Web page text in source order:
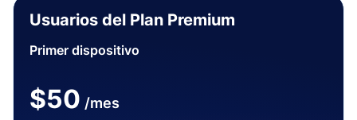
Usuarios del Plan Premium
Primer dispositivo
$50 /mes